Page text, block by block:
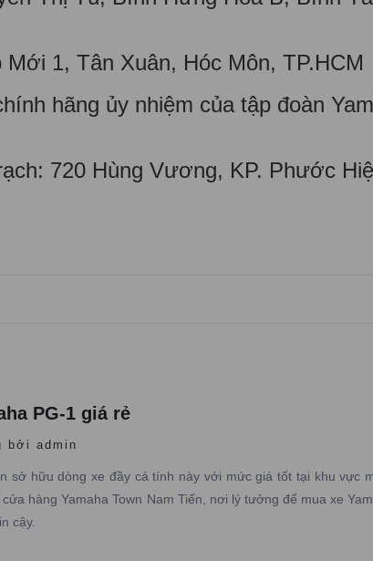
1, Tân Xuân, Hóc Môn, TP.HCM
hãng ủy nhiệm của tập đoàn
720 Hùng Vương, KP. Phước
PG-1 giá rẻ
bởi admin
sở hữu dòng xe đầy cá tính này với mức giá tốt tại khu vực
hàng Yamaha Town Nam Tiến, nơi lý tưởng để mua xe
cậy.